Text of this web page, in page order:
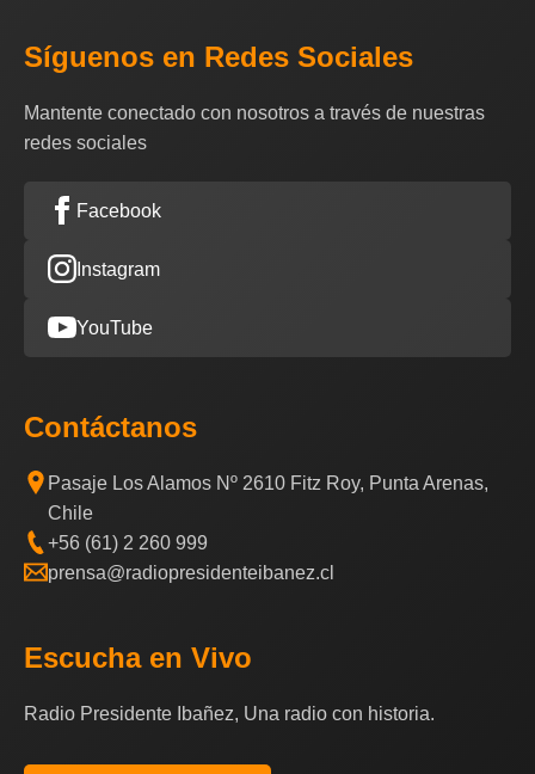
Síguenos en Redes Sociales
Mantente conectado con nosotros a través de nuestras
redes sociales
Facebook
Instagram
YouTube
Contáctanos
Pasaje Los Alamos Nº 2610 Fitz Roy, Punta Arenas,
Chile
+56 (61) 2 260 999
prensa@radiopresidenteibanez.cl
Escucha en Vivo
Radio Presidente Ibañez, Una radio con historia.